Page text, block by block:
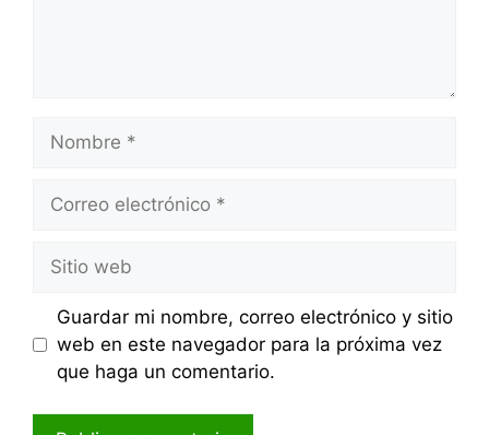
Nombre
Correo
Sitio
web
Guardar mi nombre, correo electrónico y sitio
web en este navegador para la próxima vez
que haga un comentario.